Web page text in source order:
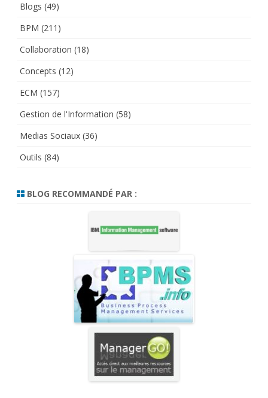
Blogs (49)
BPM (211)
Collaboration (18)
Concepts (12)
ECM (157)
Gestion de l'Information (58)
Medias Sociaux (36)
Outils (84)
BLOG RECOMMANDÉ PAR :